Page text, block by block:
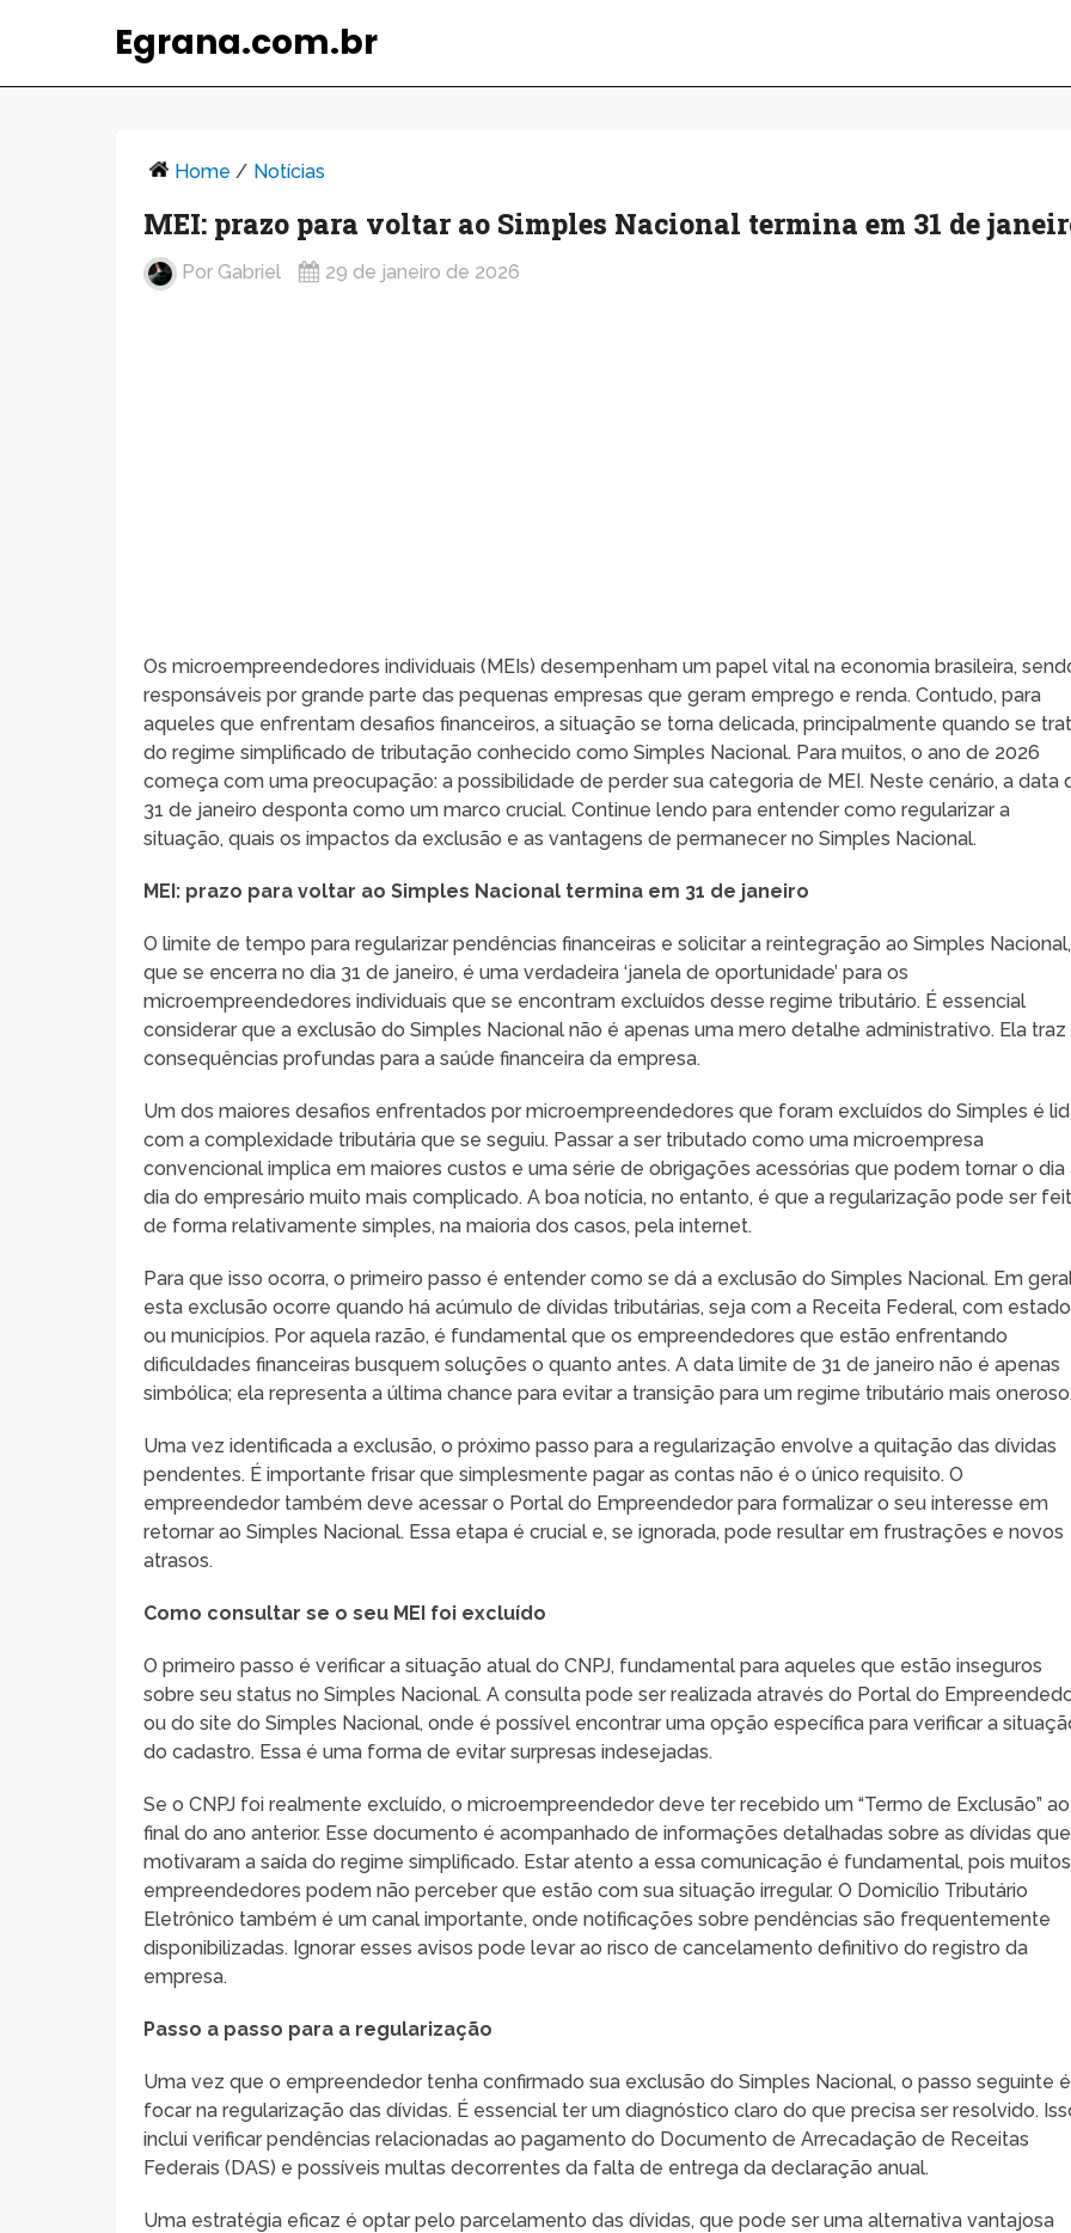
Egrana.com.br
Home / Notícias
MEI: prazo para voltar ao Simples Nacional termina em 31 de
Por Gabriel 29 de janeiro de 2026
Os microempreendedores individuais (MEIs) desempenham um papel vital na economia brasileira,
responsáveis por grande parte das pequenas empresas que geram emprego e renda. Contudo, para
aqueles que enfrentam desafios financeiros, a situação se torna delicada, principalmente quando se
do regime simplificado de tributação conhecido como Simples Nacional. Para muitos, o ano de 2026
começa com uma preocupação: a possibilidade de perder sua categoria de MEI. Neste cenário, a data
31 de janeiro desponta como um marco crucial. Continue lendo para entender como regularizar a
situação, quais os impactos da exclusão e as vantagens de permanecer no Simples Nacional.
MEI: prazo para voltar ao Simples Nacional termina em 31 de janeiro
O limite de tempo para regularizar pendências financeiras e solicitar a reintegração ao Simples Nacional,
que se encerra no dia 31 de janeiro, é uma verdadeira ‘janela de oportunidade’ para os
microempreendedores individuais que se encontram excluídos desse regime tributário. É essencial
considerar que a exclusão do Simples Nacional não é apenas uma mero detalhe administrativo. Ela traz
consequências profundas para a saúde financeira da empresa.
Um dos maiores desafios enfrentados por microempreendedores que foram excluídos do Simples é
com a complexidade tributária que se seguiu. Passar a ser tributado como uma microempresa
convencional implica em maiores custos e uma série de obrigações acessórias que podem tornar o dia
dia do empresário muito mais complicado. A boa notícia, no entanto, é que a regularização pode ser
de forma relativamente simples, na maioria dos casos, pela internet.
Para que isso ocorra, o primeiro passo é entender como se dá a exclusão do Simples Nacional. Em
esta exclusão ocorre quando há acúmulo de dívidas tributárias, seja com a Receita Federal, com
ou municípios. Por aquela razão, é fundamental que os empreendedores que estão enfrentando
dificuldades financeiras busquem soluções o quanto antes. A data limite de 31 de janeiro não é apenas
simbólica; ela representa a última chance para evitar a transição para um regime tributário mais
Uma vez identificada a exclusão, o próximo passo para a regularização envolve a quitação das dívidas
pendentes. É importante frisar que simplesmente pagar as contas não é o único requisito. O
empreendedor também deve acessar o Portal do Empreendedor para formalizar o seu interesse em
retornar ao Simples Nacional. Essa etapa é crucial e, se ignorada, pode resultar em frustrações e novos
atrasos.
Como consultar se o seu MEI foi excluído
O primeiro passo é verificar a situação atual do CNPJ, fundamental para aqueles que estão inseguros
sobre seu status no Simples Nacional. A consulta pode ser realizada através do Portal do
ou do site do Simples Nacional, onde é possível encontrar uma opção específica para verificar a
do cadastro. Essa é uma forma de evitar surpresas indesejadas.
Se o CNPJ foi realmente excluído, o microempreendedor deve ter recebido um “Termo de Exclusão” ao
final do ano anterior. Esse documento é acompanhado de informações detalhadas sobre as dívidas que
motivaram a saída do regime simplificado. Estar atento a essa comunicação é fundamental, pois muitos
empreendedores podem não perceber que estão com sua situação irregular. O Domicílio Tributário
Eletrônico também é um canal importante, onde notificações sobre pendências são frequentemente
disponibilizadas. Ignorar esses avisos pode levar ao risco de cancelamento definitivo do registro da
empresa.
Passo a passo para a regularização
Uma vez que o empreendedor tenha confirmado sua exclusão do Simples Nacional, o passo seguinte é
focar na regularização das dívidas. É essencial ter um diagnóstico claro do que precisa ser resolvido.
inclui verificar pendências relacionadas ao pagamento do Documento de Arrecadação de Receitas
Federais (DAS) e possíveis multas decorrentes da falta de entrega da declaração anual.
Uma estratégia eficaz é optar pelo parcelamento das dívidas, que pode ser uma alternativa vantajosa